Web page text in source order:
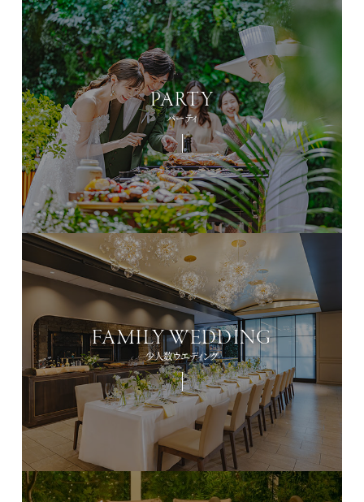
PARTY
パーティ
FAMILY WEDDING
少人数ウエディング